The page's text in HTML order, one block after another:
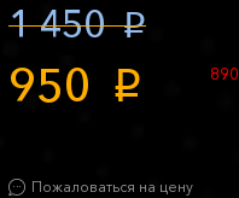
1 450 p
950 p 890
Пожаловаться на цену